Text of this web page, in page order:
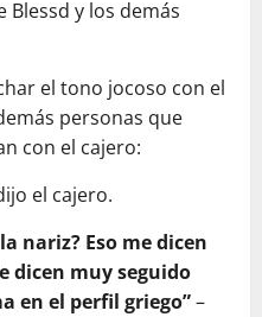
y los demás
el tono jocoso con el
personas que
con el cajero:
el cajero.
nariz? Eso me dicen
dicen muy seguido
en el perfil griego”–